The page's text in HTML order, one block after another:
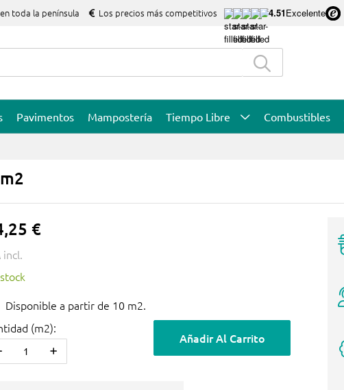
toda la península Los precios más competitivos 4.51Excelente
Pavimentos Mampostería Tiempo Libre Combustibles
€
incl.
Disponible a partir de 10 m2.
(m2):
Añadir Al Carrito